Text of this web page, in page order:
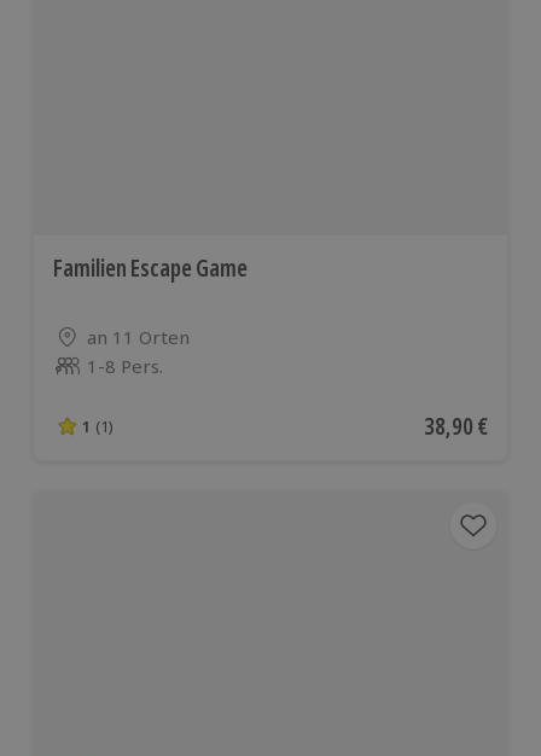
Familien Escape Game
Standort
an 11 Orten
Anzahl der Teilnehmer
1-8 Pers.
1 von 5 Sternen basierend auf 1 Bewertungen
1 (1) Aktueller
38,90 €